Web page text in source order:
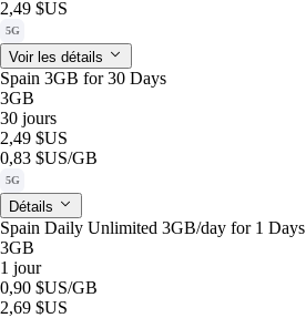
2,49 $US
5G
Voir les détails
Spain 3GB for 30 Days
3GB
30 jours
2,49 $US
0,83 $US/GB
5G
Détails
Spain Daily Unlimited 3GB/day for 1 Days
3GB
1 jour
0,90 $US/GB
2,69 $US